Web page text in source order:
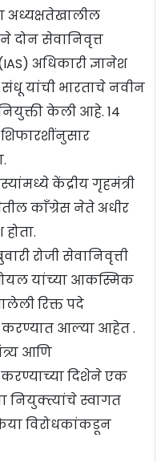
अध्यक्षतेखालील
दोन सेवानिवृत्त
अधिकारी ज्ञानेश
यांची भारताचे नवीन
केली आहे. 14
शिफारशींनुसार
केंद्रीय गृहमंत्री
काँग्रेस नेते अधीर
रोजी सेवानिवृत्ती
यांच्या आकस्मिक
रिक्त पदे
करण्यात आल्या आहेत .
आणि
करण्याच्या दिशेने एक
स्वागत
विरोधकांकडून